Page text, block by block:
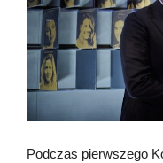
Podczas pierwszego